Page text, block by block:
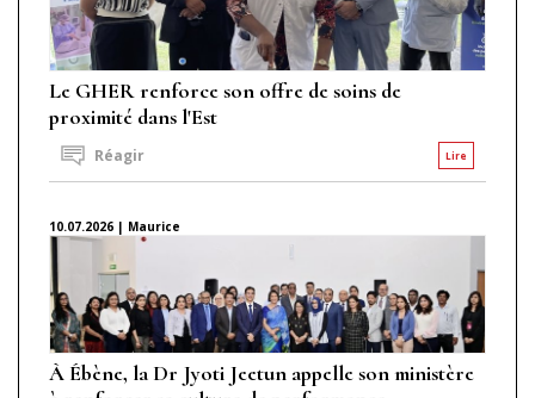
Le GHER renforce son offre de soins de
proximité dans l'Est
Lire
Réagir
10.07.2026 | Maurice
À Ébène, la Dr Jyoti Jeetun appelle son ministère